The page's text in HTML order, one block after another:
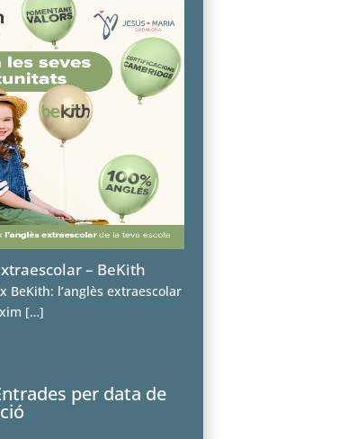
– BeKith
BeKith: l’anglès extraescolar
[…]
per data de